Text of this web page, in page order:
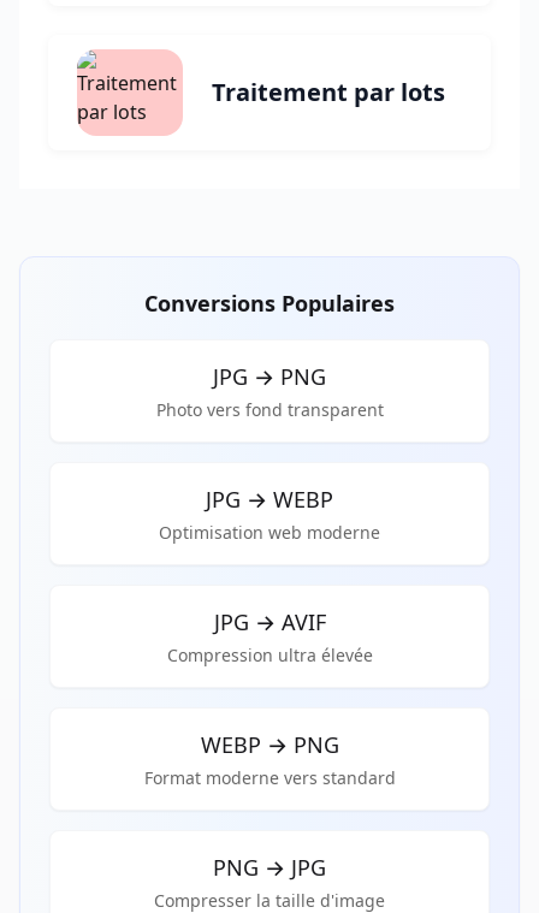
Traitement par lots
Conversions Populaires
JPG → PNG
Photo vers fond transparent
JPG → WEBP
Optimisation web moderne
JPG → AVIF
Compression ultra élevée
WEBP → PNG
Format moderne vers standard
PNG → JPG
Compresser la taille d'image